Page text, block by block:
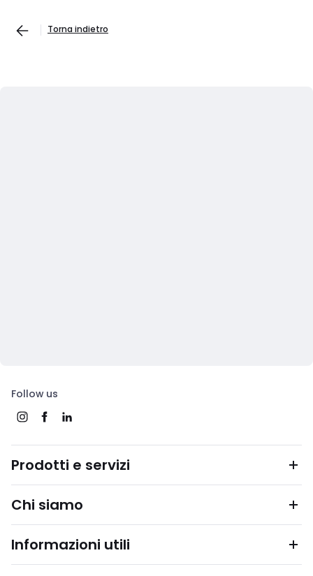
Torna indietro
Follow us
Prodotti e servizi
Chi siamo
Informazioni utili